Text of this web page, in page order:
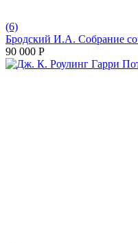
(6)
Бродский И.А. Собрание
90 000 Р